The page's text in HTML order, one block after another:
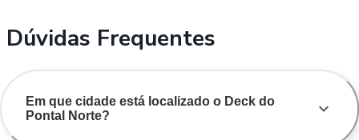
Dúvidas Frequentes
Em que cidade está localizado o Deck do
Pontal Norte?